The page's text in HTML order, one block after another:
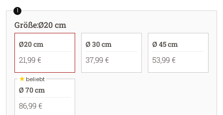
1
Größe:Ø20 cm
Ø20 cm
21,99 €
Ø 30 cm
37,99 €
Ø 45 cm
53,99 €
★beliebt
Ø 70 cm
86,99 €